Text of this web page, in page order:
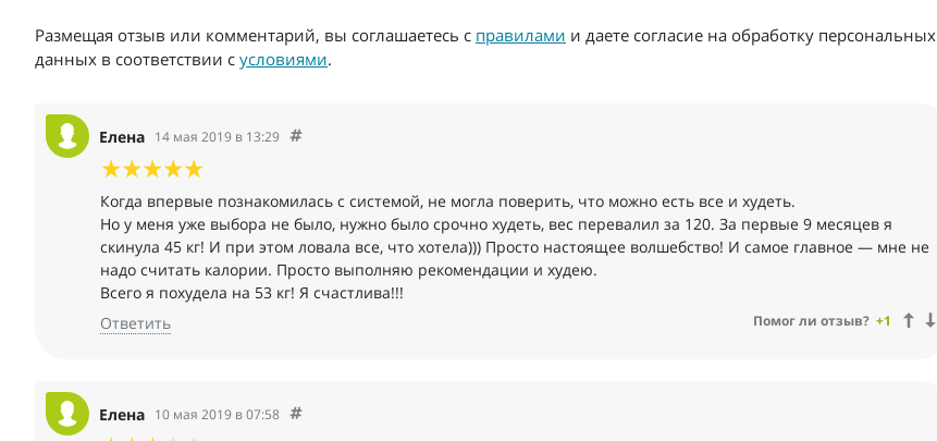
Размещая отзыв или комментарий, вы соглашаетесь с правилами и даете согласие на обработку персональных
данных в соответствии с условиями.
Елена 14 мая 2019 в 13:29
Когда впервые познакомилась с системой, не могла поверить, что можно есть все и худеть.
Но у меня уже выбора не было, нужно было срочно худеть, вес перевалил за 120. За первые 9 месяцев я
скинула 45 кг! И при этом ловала все, что хотела))) Просто настоящее волшебство! И самое главное — мне не
надо считать калории. Просто выполняю рекомендации и худею.
Всего я похудела на 53 кг! Я счастлива!!!
Ответить
Помог ли отзыв? +1
Елена 10 мая 2019 в 07:58